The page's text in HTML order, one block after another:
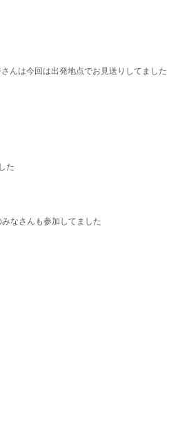
んは今回は出発地点でお見送りしてました
た
なさんも参加してました